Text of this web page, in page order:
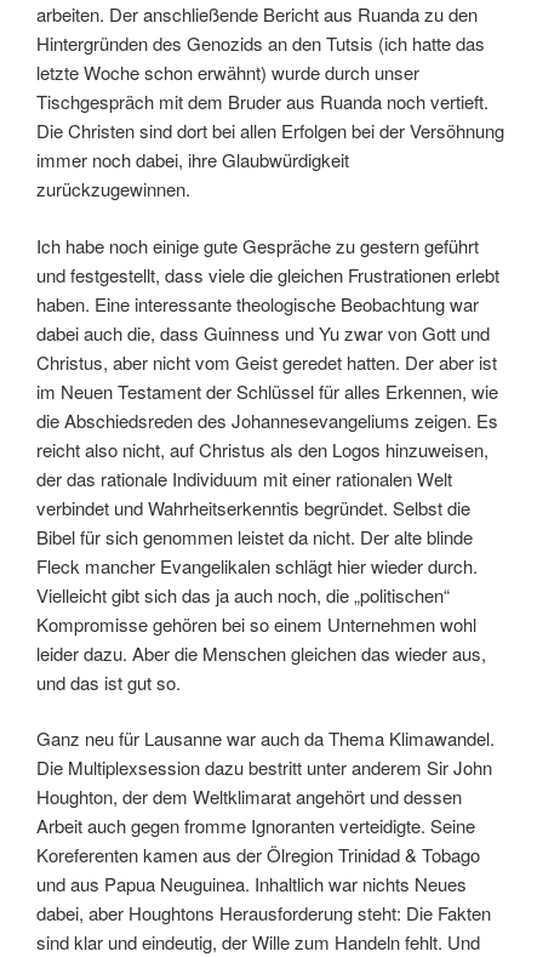
arbeiten. Der anschließende Bericht aus Ruanda zu den
Hintergründen des Genozids an den Tutsis (ich hatte das
letzte Woche schon erwähnt) wurde durch unser
Tischgespräch mit dem Bruder aus Ruanda noch vertieft.
Die Christen sind dort bei allen Erfolgen bei der Versöhnung
immer noch dabei, ihre Glaubwürdigkeit
zurückzugewinnen.
Ich habe noch einige gute Gespräche zu gestern geführt
und festgestellt, dass viele die gleichen Frustrationen erlebt
haben. Eine interessante theologische Beobachtung war
dabei auch die, dass Guinness und Yu zwar von Gott und
Christus, aber nicht vom Geist geredet hatten. Der aber ist
im Neuen Testament der Schlüssel für alles Erkennen, wie
die Abschiedsreden des Johannesevangeliums zeigen. Es
reicht also nicht, auf Christus als den Logos hinzuweisen,
der das rationale Individuum mit einer rationalen Welt
verbindet und Wahrheitserkenntis begründet. Selbst die
Bibel für sich genommen leistet da nicht. Der alte blinde
Fleck mancher Evangelikalen schlägt hier wieder durch.
Vielleicht gibt sich das ja auch noch, die „politischen“
Kompromisse gehören bei so einem Unternehmen wohl
leider dazu. Aber die Menschen gleichen das wieder aus,
und das ist gut so.
Ganz neu für Lausanne war auch da Thema Klimawandel.
Die Multiplexsession dazu bestritt unter anderem Sir John
Houghton, der dem Weltklimarat angehört und dessen
Arbeit auch gegen fromme Ignoranten verteidigte. Seine
Koreferenten kamen aus der Ölregion Trinidad & Tobago
und aus Papua Neuguinea. Inhaltlich war nichts Neues
dabei, aber Houghtons Herausforderung steht: Die Fakten
sind klar und eindeutig, der Wille zum Handeln fehlt. Und